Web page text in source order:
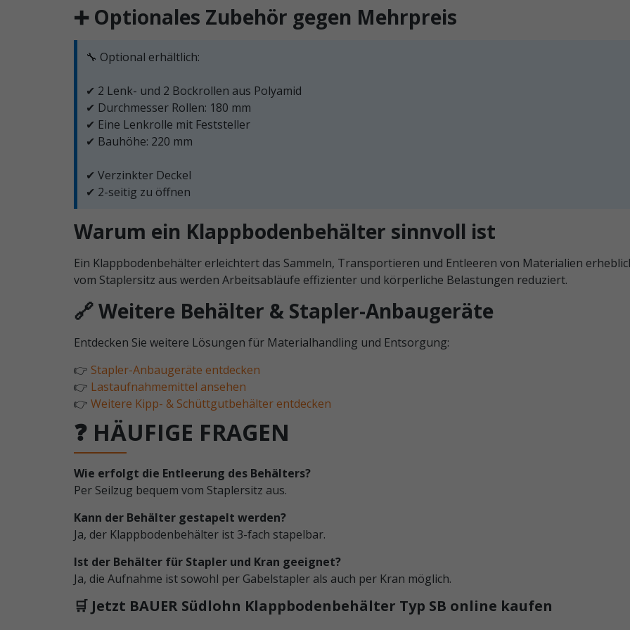
➕ Optionales Zubehör gegen Mehrpreis
🔧 Optional erhältlich:
✔ 2 Lenk- und 2 Bockrollen aus Polyamid
✔ Durchmesser Rollen: 180 mm
✔ Eine Lenkrolle mit Feststeller
✔ Bauhöhe: 220 mm
✔ Verzinkter Deckel
✔ 2-seitig zu öffnen
Warum ein Klappbodenbehälter sinnvoll ist
Ein Klappbodenbehälter erleichtert das Sammeln, Transportieren und Entleeren von Materialien
vom Staplersitz aus werden Arbeitsabläufe effizienter und körperliche Belastungen reduziert.
🔗 Weitere Behälter & Stapler-Anbaugeräte
Entdecken Sie weitere Lösungen für Materialhandling und Entsorgung:
👉 Stapler-Anbaugeräte entdecken
👉 Lastaufnahmemittel ansehen
👉 Weitere Kipp- & Schüttgutbehälter entdecken
❓ HÄUFIGE FRAGEN
Wie erfolgt die Entleerung des Behälters?
Per Seilzug bequem vom Staplersitz aus.
Kann der Behälter gestapelt werden?
Ja, der Klappbodenbehälter ist 3-fach stapelbar.
Ist der Behälter für Stapler und Kran geeignet?
Ja, die Aufnahme ist sowohl per Gabelstapler als auch per Kran möglich.
🛒 Jetzt BAUER Südlohn Klappbodenbehälter Typ SB online kaufen